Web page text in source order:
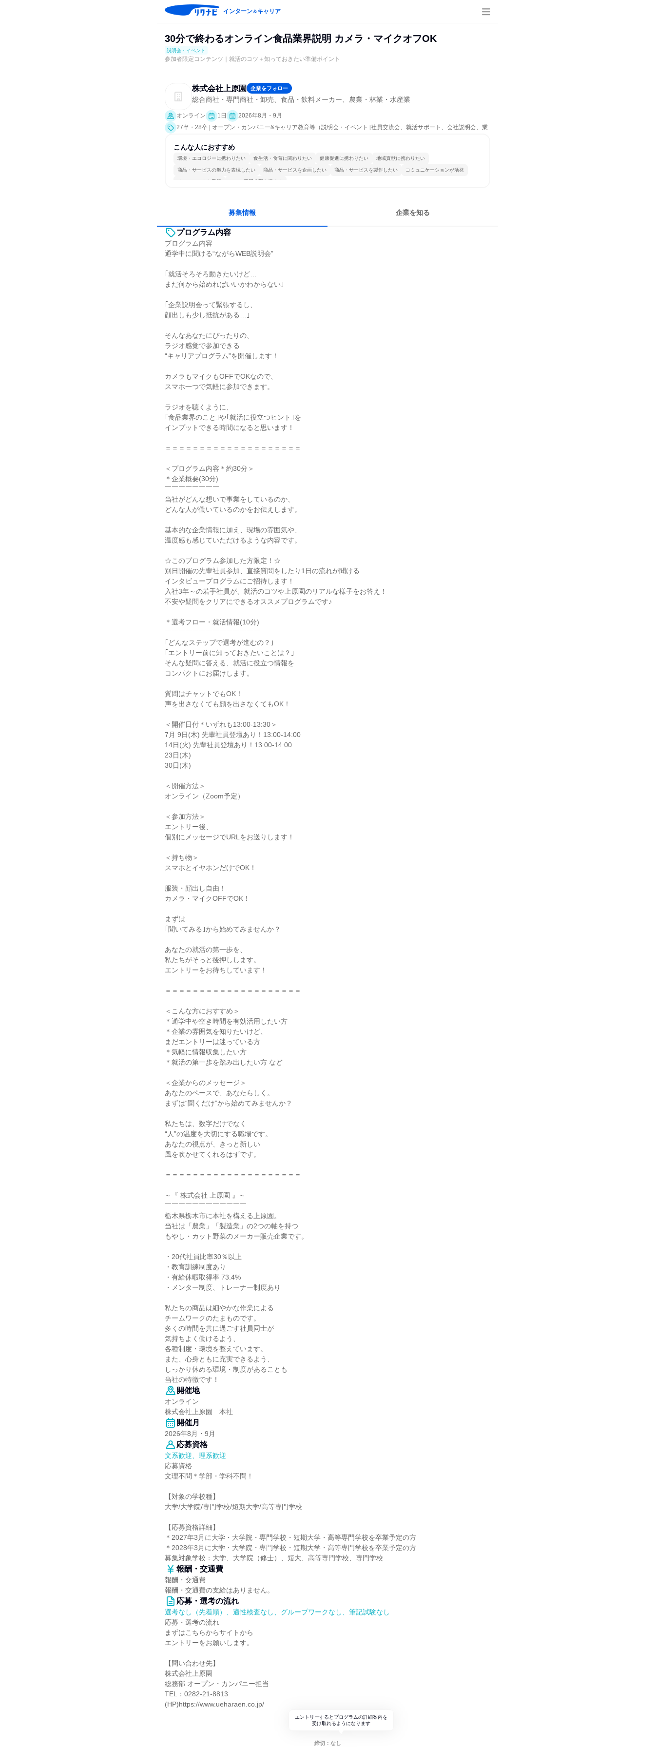
インターン＆キャリア
30分で終わるオンライン食品業界説明 カメラ・マイクオフOK
説明会・イベント
参加者限定コンテンツ｜就活のコツ＋知っておきたい準備ポイント
株式会社上原園 企業をフォロー
総合商社・専門商社・卸売、食品・飲料メーカー、農業・林業・水産業
オンライン 1日
2026年8月・9月
27卒・28卒 | オープン・カンパニー&キャリア教育等（説明会・イベント [社員交流会、就活サポート、会社説明会、業
こんな人におすすめ
環境・エコロジーに携わりたい 食生活・食育に関わりたい 健康促進に携わりたい 地域貢献に携わりたい
商品・サービスの魅力を表現したい 商品・サービスを企画したい 商品・サービスを製作したい コミュニケーションが活発
チームワークを重視 一つの専門分野を極める
募集情報 企業を知る
プログラム内容
プログラム内容
通学中に聞ける“ながらWEB説明会”
｢就活そろそろ動きたいけど…
まだ何から始めればいいかわからない｣
｢企業説明会って緊張するし、
顔出しも少し抵抗がある…｣
そんなあなたにぴったりの、
ラジオ感覚で参加できる
“キャリアプログラム”を開催します！
カメラもマイクもOFFでOKなので、
スマホ一つで気軽に参加できます。
ラジオを聴くように、
｢食品業界のこと｣や｢就活に役立つヒント｣を
インプットできる時間になると思います！
＝＝＝＝＝＝＝＝＝＝＝＝＝＝＝＝＝＝＝＝
＜プログラム内容＊約30分＞
＊企業概要(30分)
￣￣￣￣￣￣￣￣
当社がどんな想いで事業をしているのか、
どんな人が働いているのかをお伝えします。
基本的な企業情報に加え、現場の雰囲気や、
温度感も感じていただけるような内容です。
☆このプログラム参加した方限定！☆
別日開催の先輩社員参加、直接質問をしたり1日の流れが聞ける
インタビュープログラムにご招待します！
入社3年～の若手社員が、就活のコツや上原園のリアルな様子をお答え！
不安や疑問をクリアにできるオススメプログラムです♪
＊選考フロー・就活情報(10分)
￣￣￣￣￣￣￣￣￣￣￣￣￣￣
｢どんなステップで選考が進むの？｣
｢エントリー前に知っておきたいことは？｣
そんな疑問に答える、就活に役立つ情報を
コンパクトにお届けします。
質問はチャットでもOK！
声を出さなくても顔を出さなくてもOK！
＜開催日付＊いずれも13:00-13:30＞
7月 9日(木) 先輩社員登壇あり！13:00-14:00
14日(火) 先輩社員登壇あり！13:00-14:00
23日(木)
30日(木)
＜開催方法＞
オンライン（Zoom予定）
＜参加方法＞
エントリー後、
個別にメッセージでURLをお送りします！
＜持ち物＞
スマホとイヤホンだけでOK！
服装・顔出し自由！
カメラ・マイクOFFでOK！
まずは
｢聞いてみる｣から始めてみませんか？
あなたの就活の第一歩を、
私たちがそっと後押しします。
エントリーをお待ちしています！
＝＝＝＝＝＝＝＝＝＝＝＝＝＝＝＝＝＝＝＝
＜こんな方におすすめ＞
＊通学中や空き時間を有効活用したい方
＊企業の雰囲気を知りたいけど、
まだエントリーは迷っている方
＊気軽に情報収集したい方
＊就活の第一歩を踏み出したい方 など
＜企業からのメッセージ＞
あなたのペースで、あなたらしく。
まずは“聞くだけ”から始めてみませんか？
私たちは、数字だけでなく
“人”の温度を大切にする職場です。
あなたの視点が、きっと新しい
風を吹かせてくれるはずです。
＝＝＝＝＝＝＝＝＝＝＝＝＝＝＝＝＝＝＝＝
～『 株式会社 上原園 』～
￣￣￣￣￣￣￣￣￣￣￣￣
栃木県栃木市に本社を構える上原園。
当社は「農業」「製造業」の2つの軸を持つ
もやし・カット野菜のメーカー販売企業です。
・20代社員比率30％以上
・教育訓練制度あり
・有給休暇取得率 73.4%
・メンター制度、トレーナー制度あり
私たちの商品は細やかな作業による
チームワークのたまものです。
多くの時間を共に過ごす社員同士が
気持ちよく働けるよう、
各種制度・環境を整えています。
また、心身ともに充実できるよう、
しっかり休める環境・制度があることも
当社の特徴です！
開催地
オンライン
株式会社上原園 本社
開催月
2026年8月・9月
応募資格
文系歓迎、理系歓迎
応募資格
文理不問＊学部・学科不問！
【対象の学校種】
大学/大学院/専門学校/短期大学/高等専門学校
【応募資格詳細】
＊2027年3月に大学・大学院・専門学校・短期大学・高等専門学校を卒業予定の方
＊2028年3月に大学・大学院・専門学校・短期大学・高等専門学校を卒業予定の方
募集対象学校：大学、大学院（修士）、短大、高等専門学校、専門学校
報酬・交通費
報酬・交通費
報酬・交通費の支給はありません。
応募・選考の流れ
選考なし（先着順）、適性検査なし、グループワークなし、筆記試験なし
応募・選考の流れ
まずはこちらからサイトから
エントリーをお願いします。
【問い合わせ先】
株式会社上原園
総務部 オープン・カンパニー担当
TEL：0282-21-8813
(HP)https://www.ueharaen.co.jp/
エントリーするとプログラムの詳細案内を
受け取れるようになります
締切：なし